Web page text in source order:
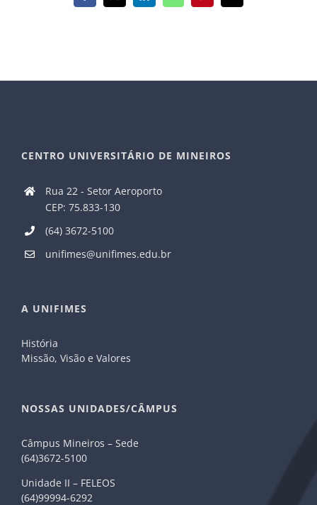
mail
CENTRO UNIVERSITÁRIO DE MINEIROS
Rua 22 - Setor Aeroporto
CEP: 75.833-130
(64) 3672-5100
unifimes@unifimes.edu.br
A UNIFIMES
História
Missão, Visão e Valores
NOSSAS UNIDADES/CÂMPUS
Câmpus Mineiros – Sede
(64)3672-5100
Unidade II – FELEOS
(64)99994-6292